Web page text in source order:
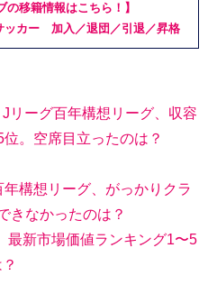
の移籍情報はこちら！】
カー 加入／退団／引退／昇格
リーグ百年構想リーグ、収容
。空席目立ったのは？
構想リーグ、がっかりクラ
きなかったのは？
最新市場価値ランキング1〜5